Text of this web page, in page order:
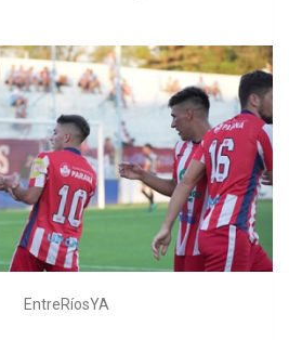
EntreRíosYA